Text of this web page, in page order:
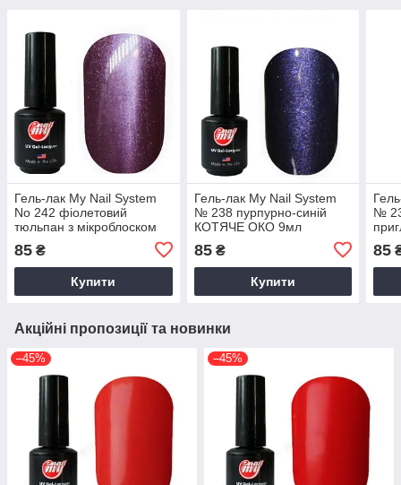
Гель-лак My Nail System
No 242 фіолетовий
тюльпан з мікроблоском
85 ₴
Купити
Гель-лак My Nail System
№ 238 пурпурно-синій
КОТЯЧЕ ОКО 9мл
85₴
Купити
№
85
Акційні пропозиції та новинки
–45% –45%